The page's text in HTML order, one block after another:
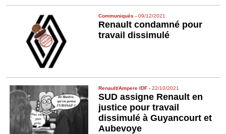
Communiqués -09/12/2021
Renault condamné pour
travail dissimulé
Renault/Ampere IDF -22/10/2021
SUD assigne Renault en
justice pour travail
dissimulé à Guyancourt et
Aubevoye